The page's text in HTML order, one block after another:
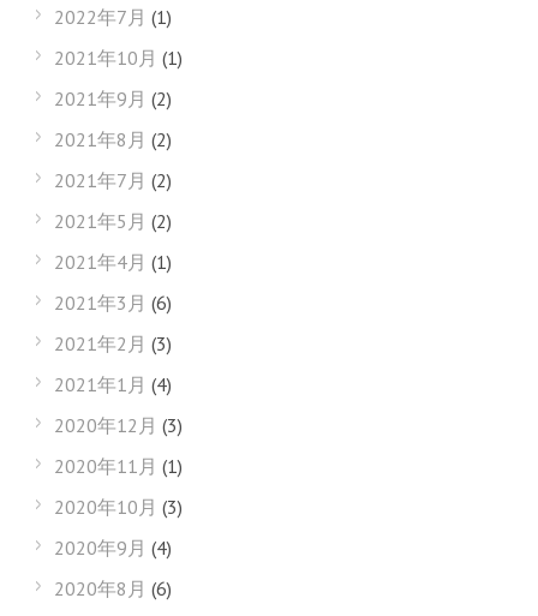
2022年7月 (1)
2021年10月 (1)
2021年9月 (2)
2021年8月 (2)
2021年7月 (2)
2021年5月 (2)
2021年4月 (1)
2021年3月 (6)
2021年2月 (3)
2021年1月 (4)
2020年12月 (3)
2020年11月 (1)
2020年10月 (3)
2020年9月 (4)
2020年8月 (6)